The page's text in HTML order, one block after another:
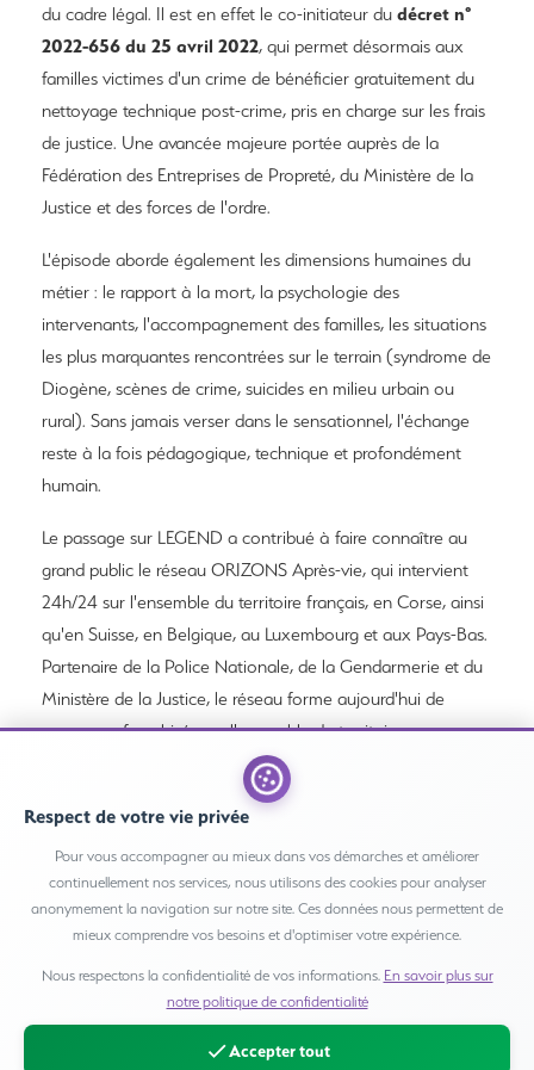
du cadre légal. Il est en effet le co-initiateur du décret n°
2022-656 du 25 avril 2022, qui permet désormais aux
familles victimes d'un crime de bénéficier gratuitement du
nettoyage technique post-crime, pris en charge sur les frais
de justice. Une avancée majeure portée auprès de la
Fédération des Entreprises de Propreté, du Ministère de la
Justice et des forces de l'ordre.
L'épisode aborde également les dimensions humaines du
métier : le rapport à la mort, la psychologie des
intervenants, l'accompagnement des familles, les situations
les plus marquantes rencontrées sur le terrain (syndrome de
Diogène, scènes de crime, suicides en milieu urbain ou
rural). Sans jamais verser dans le sensationnel, l'échange
reste à la fois pédagogique, technique et profondément
humain.
Le passage sur LEGEND a contribué à faire connaître au
grand public le réseau ORIZONS Après-vie, qui intervient
24h/24 sur l'ensemble du territoire français, en Corse, ainsi
qu'en Suisse, en Belgique, au Luxembourg et aux Pays-Bas.
Partenaire de la Police Nationale, de la Gendarmerie et du
Ministère de la Justice, le réseau forme aujourd'hui de
nouveaux franchisés sur l'ensemble du territoire pour
répondre à une demande croissante.
L'épisode complet reste accessible sur YouTube et sur
l'ensemble des plateformes de podcast.
Voir l'épisode complet
Regarder sur YouTube
Respect de votre vie privée
Pour vous accompagner au mieux dans vos démarches et améliorer
continuellement nos services, nous utilisons des cookies pour analyser
anonymement la navigation sur notre site. Ces données nous permettent de
mieux comprendre vos besoins et d'optimiser votre expérience.
Nous respectons la confidentialité de vos informations. En savoir plus sur
notre politique de confidentialité
Accepter tout